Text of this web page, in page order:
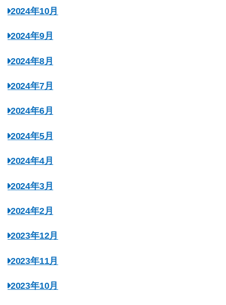
2024年10月
2024年9月
2024年8月
2024年7月
2024年6月
2024年5月
2024年4月
2024年3月
2024年2月
2023年12月
2023年11月
2023年10月